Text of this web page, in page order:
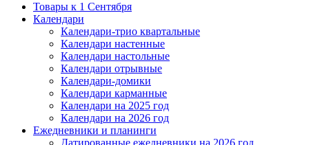
Товары к 1 Сентября
Календари
Календари-трио квартальные
Календари настенные
Календари настольные
Календари отрывные
Календари-домики
Календари карманные
Календари на 2025 год
Календари на 2026 год
Ежедневники и планинги
Датированные ежедневники на 2026 год